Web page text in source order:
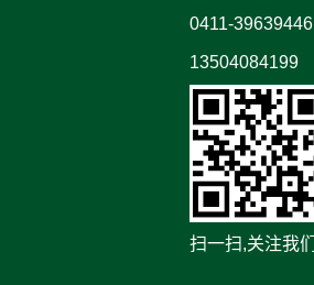
0411-39639446
13504084199
扫一扫,关注我们